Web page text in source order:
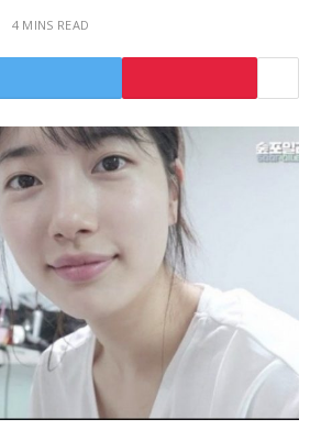
4 MINS READ